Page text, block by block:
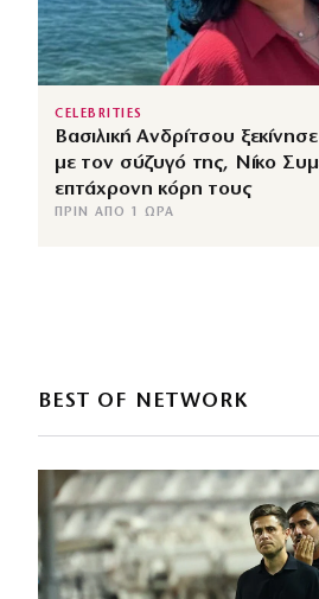
CELEBRITIES
Βασιλική Ανδρίτσου
με τον σύζυγό της, Νίκο
επτάχρονη κόρη τους
ΠΡΙΝ ΑΠΌ 1 ΏΡΑ
BEST OF NETWORK